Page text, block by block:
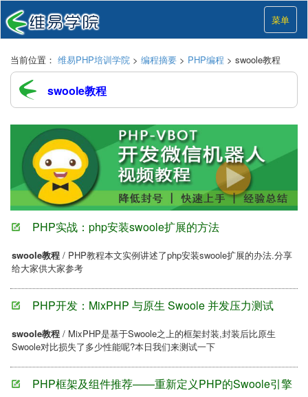
菜单
当前位置： 维易PHP培训学院 > 编程摘要 > PHP编程 > swoole教程
swoole教程
PHP实战：php安装swoole扩展的方法
swoole教程 / PHP教程本文实例讲述了php安装swoole扩展的办法.分享
给大家供大家参考
PHP开发：MixPHP 与原生 Swoole 并发压力测试
swoole教程 / MixPHP是基于Swoole之上的框架封装,封装后比原生
Swoole对比损失了多少性能呢?本日我们来测试一下
PHP框架及组件推荐——重新定义PHP的Swoole引擎